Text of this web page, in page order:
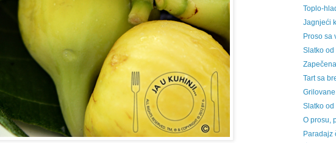
Toplo-
Jagnjeći
Proso sa
Slatko
Tart sa
Slatko od
O prosu,
Paradajz